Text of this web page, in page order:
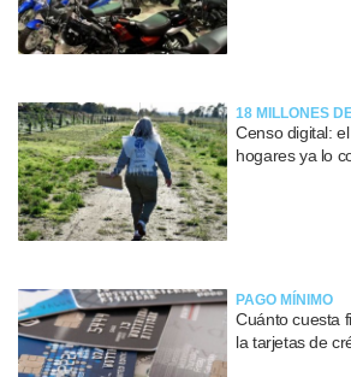
18 MILLONES
Censo digital:
hogares ya lo
PAGO MÍNIMO
Cuánto cuesta
la tarjetas de